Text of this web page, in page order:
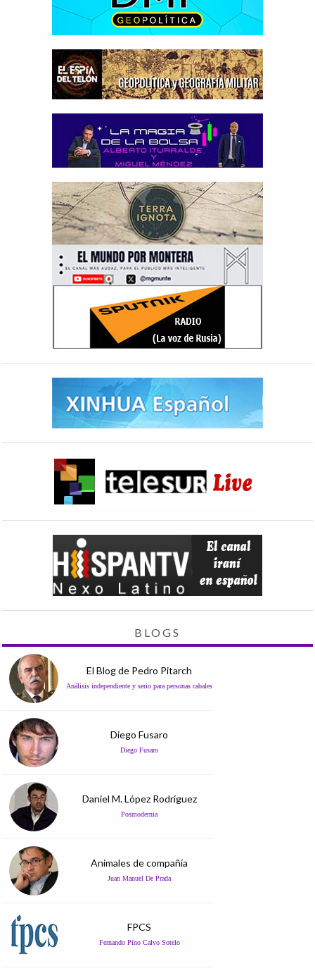
BLOGS
El Blog de Pedro Pitarch
Análisis independiente y serio para personas cabales
Diego Fusaro
Diego Fusaro
Daniel M. López Rodríguez
Posmodernia
Animales de compañía
Juan Manuel De Prada
FPCS
Fernando Pino Calvo Sotelo